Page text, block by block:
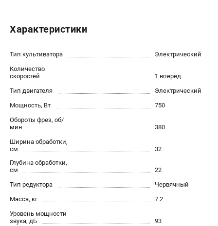
Юридическим лицам
Бонусная программа
Как нас найти
КАТАЛОГ
Аккумуляторная техника
Генераторы электричества
Двигатели
Запасные части
Мотоблоки
Садовая техника
Сварочное оборудование
Характеристики
Тип культиватора
Электрический
Количество
скоростей
1 вперед
Тип двигателя
Электрический
Мощность, Вт
750
Обороты фрез, об/
мин
380
Ширина обработки,
см
32
Глубина обработки,
см
22
Тип редуктора
Червячный
Масса, кг
7.2
Уровень мощности
звука, дБ
93